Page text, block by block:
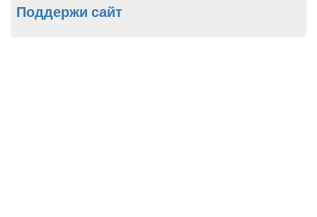
Поддержи сайт